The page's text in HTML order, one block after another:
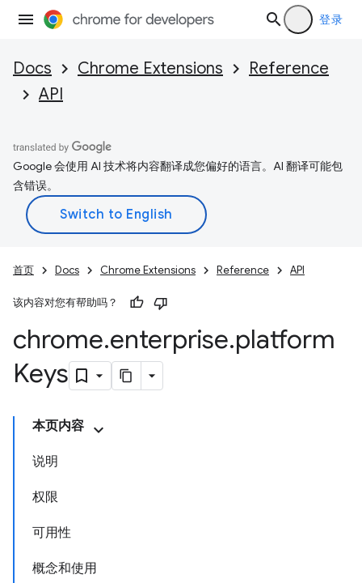
登录
Docs Chrome Extensions
Reference
API
Google 会使用 AI 技术将内容翻译成您偏好的语言。AI 翻译可能包
含错误。
首页 Docs Chrome Extensions Reference API
该内容对您有帮助吗？
chrome.enterprise.platform
Keys
本页内容
说明
权限
可用性
概念和使用